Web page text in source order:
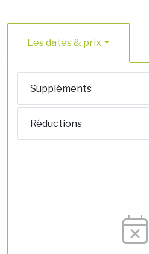
Les dates & prix
Suppléments
Réductions